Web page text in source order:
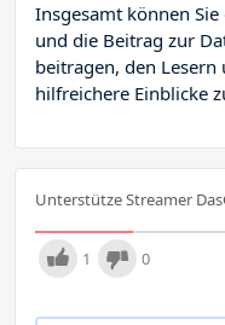
Insgesamt können
und die Beitrag zur
beitragen, den
hilfreichere Einblicke
Unterstütze Streamer
1 0